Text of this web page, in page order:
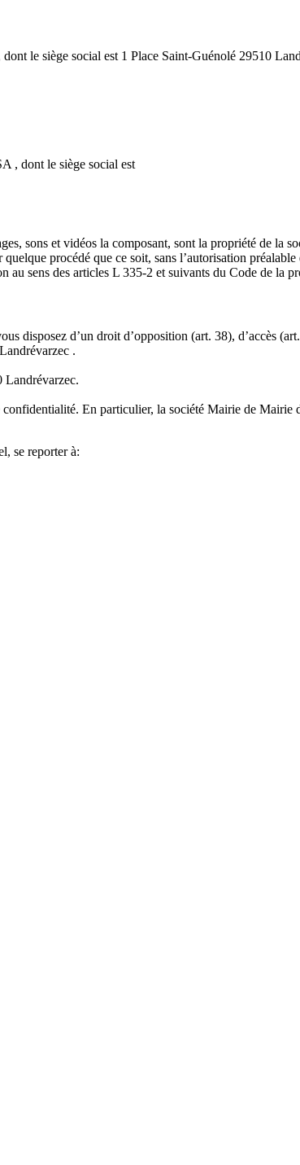
le siège social est 1 Place Saint-Guénolé 29510
, dont le siège social est
sons et vidéos la composant, sont la propriété de la
procédé que ce soit, sans l’autorisation
au sens des articles L 335-2 et suivants du Code de la
disposez d’un droit d’opposition (art. 38), d’accès
.
Landrévarzec.
En particulier, la société Mairie de Mairie
se reporter à: